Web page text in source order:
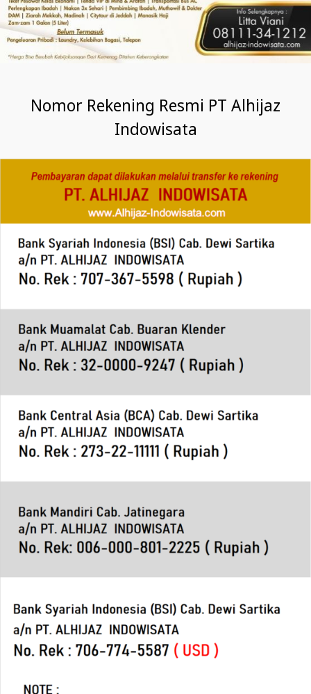
Nomor Rekening Resmi PT Alhijaz
Indowisata